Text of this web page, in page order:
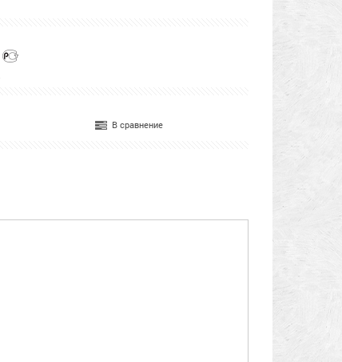
В сравнение